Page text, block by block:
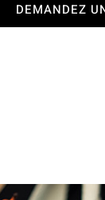
DEMANDEZ